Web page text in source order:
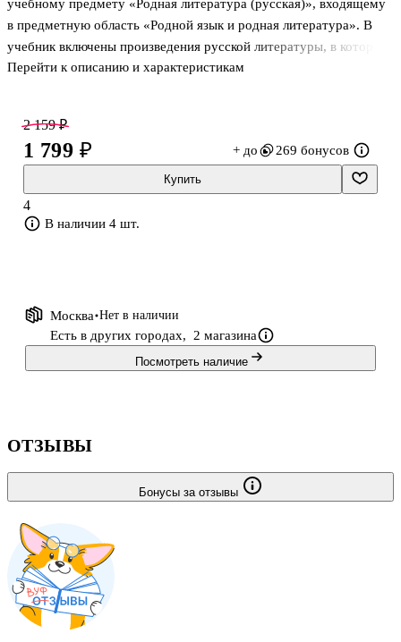
учебному предмету «Родная литература (русская)», входящему
в предметную область «Родной язык и родная литература». В
учебник включены произведения русской литературы, в которых
наиболее ярко выражено их национально-культурное
проблемно-тематических блоков содержит ключевые понятия,
отражающие духовную и материальную культуру русского
народа в их исторической взаимосвязи. Работа с учебником
способствует приобщению к литературному наследию русского
народа в контексте един
Перейти к описанию и характеристикам
2 159 ₽
1 799 ₽ + до 269 бонусов
Купить
4
В наличии 4 шт.
Москва Нет в наличии
Есть в других городах, 2 магазина
Посмотреть наличие
ОТЗЫВЫ
Бонусы за отзывы